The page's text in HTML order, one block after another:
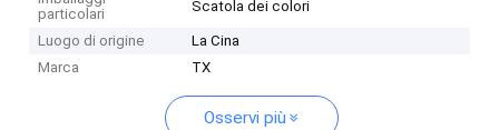
particolari
Scatola dei colori
Luogo di origine
La Cina
Marca
TX
Osservi più